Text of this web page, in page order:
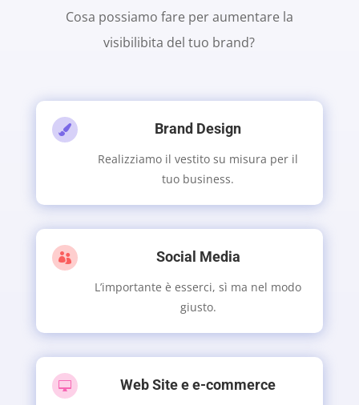
Cosa possiamo fare per aumentare la
visibilibita del tuo brand?
 Brand Design
Realizziamo il vestito su misura per il
tuo business.
 Social Media
L’importante è esserci, sì ma nel modo
giusto.
 Web Site e e-commerce